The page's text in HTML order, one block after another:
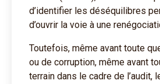
d’identifier les déséquilibres
d’ouvrir la voie à une
Toutefois, même avant toute
ou de corruption, même avant
terrain dans le cadre de l’audit,